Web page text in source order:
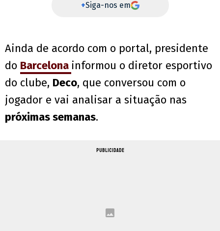
+Siga-nos em
Ainda de acordo com o portal, presidente
do Barcelona informou o diretor esportivo
do clube, Deco, que conversou com o
jogador e vai analisar a situação nas
próximas semanas.
PUBLICIDADE